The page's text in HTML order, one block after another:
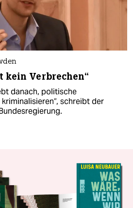
kein Verbrechen“
danach, politische
schreibt der